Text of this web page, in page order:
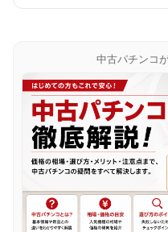
中古パチンコ